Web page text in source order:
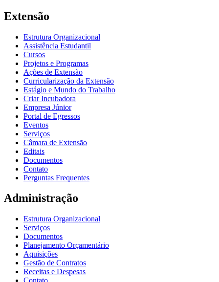
Extensão
Estrutura Organizacional
Assistência Estudantil
Cursos
Projetos e Programas
Ações de Extensão
Curricularização da Extensão
Estágio e Mundo do Trabalho
Criar Incubadora
Empresa Júnior
Portal de Egressos
Eventos
Serviços
Câmara de Extensão
Editais
Documentos
Contato
Perguntas Frequentes
Administração
Estrutura Organizacional
Serviços
Documentos
Planejamento Orçamentário
Aquisições
Gestão de Contratos
Receitas e Despesas